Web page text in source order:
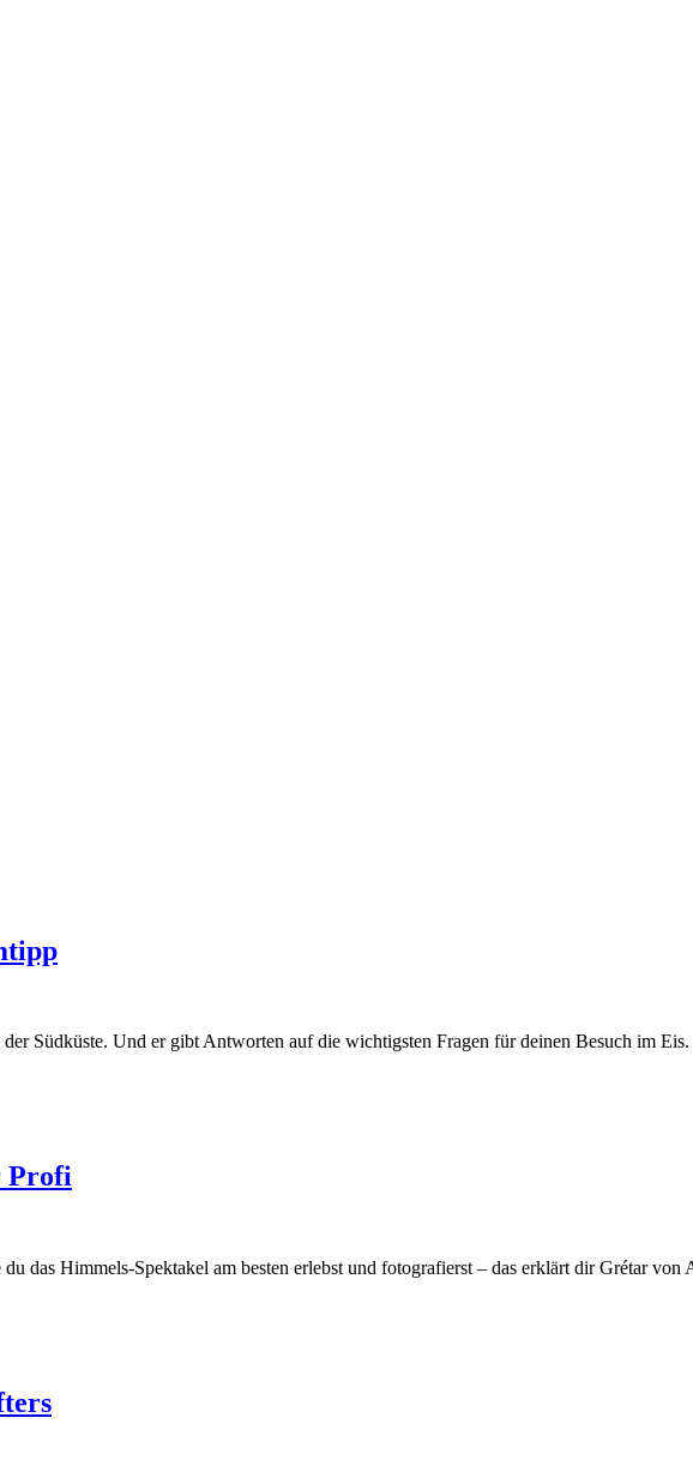
Südküste. Und er gibt Antworten auf die wichtigsten Fragen für deinen Besuch im Eis.
Profi
das Himmels-Spektakel am besten erlebst und fotografierst – das erklärt dir Grétar von